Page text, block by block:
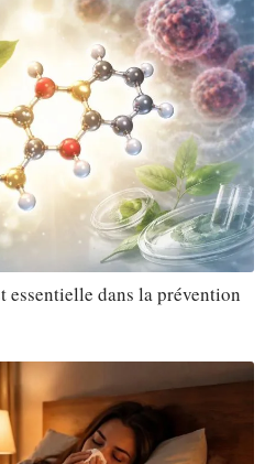
essentielle dans la prévention